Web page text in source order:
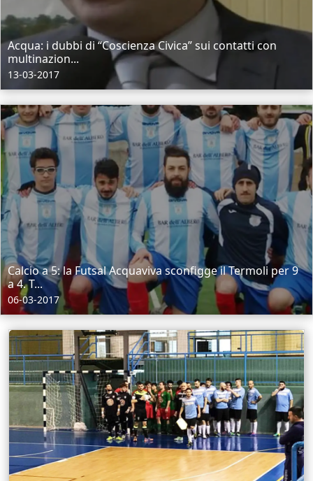
Acqua: i dubbi di “Coscienza Civica” sui contatti con
multinazion...
13-03-2017
Calcio a 5: la Futsal Acquaviva sconfigge il Termoli per 9
a 4. T...
06-03-2017